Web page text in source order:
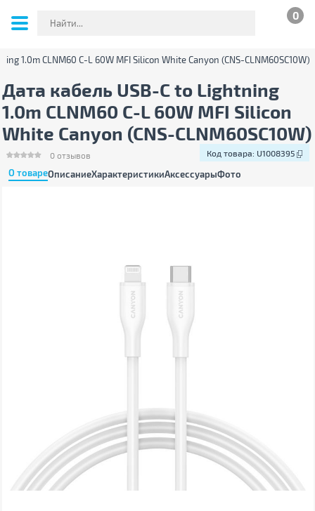
0
1.0m CLNM60 C-L 60W MFI Silicon White Canyon (CNS-CLNM60SC10W)
Дата кабель USB-C to Lightning
1.0m CLNM60 C-L 60W MFI Silicon
White Canyon (CNS-CLNM60SC10W)
О товареОписаниеХарактеристикиАксессуарыФото
0отзывов Код товара: U1008395